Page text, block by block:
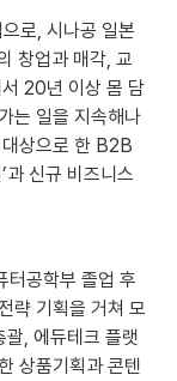
로, 시나공 일본
창업과 매각, 교
20년 이상 몸 담
는 일을 지속해나
상으로 한 B2B
과 신규 비즈니스
터공학부 졸업 후
략 기획을 거쳐 모
괄, 에듀테크 플랫
상품기획과 콘텐